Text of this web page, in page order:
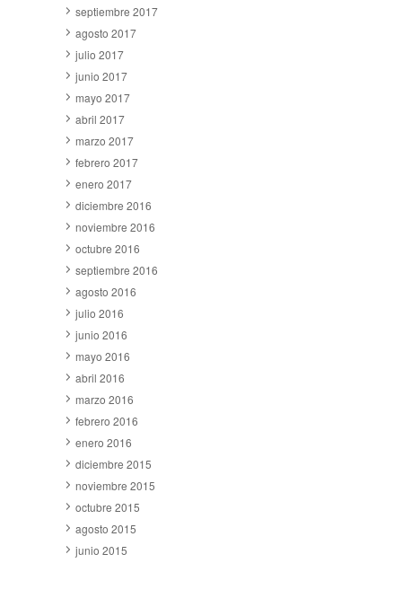
septiembre 2017
agosto 2017
julio 2017
junio 2017
mayo 2017
abril 2017
marzo 2017
febrero 2017
enero 2017
diciembre 2016
noviembre 2016
octubre 2016
septiembre 2016
agosto 2016
julio 2016
junio 2016
mayo 2016
abril 2016
marzo 2016
febrero 2016
enero 2016
diciembre 2015
noviembre 2015
octubre 2015
agosto 2015
junio 2015